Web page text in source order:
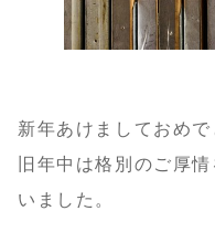
新年あけましておめで
旧年中は格別のご厚
いました。